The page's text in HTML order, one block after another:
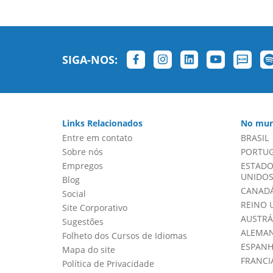
SIGA-NOS:
Links Relacionados
Entre em contato
Sobre nós
Empregos
Blog
Social
Site Corporativo
Sugestões
Folheto dos Cursos de Idiomas
Mapa do site
Política de Privacidade
No
BRASIL
REINO